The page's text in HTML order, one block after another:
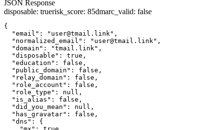
JSON Response
disposable: truerisk_score: 85dmarc_valid: false
{
  "email": "user@tmail.link",
  "normalized_email": "user@tmail.link",
  "domain": "tmail.link",
  "disposable": true,
  "education": false,
  "public_domain": false,
  "relay_domain": false,
  "role_account": false,
  "role_type": null,
  "is_alias": false,
  "did_you_mean": null,
  "has_gravatar": false,
  "dns": {